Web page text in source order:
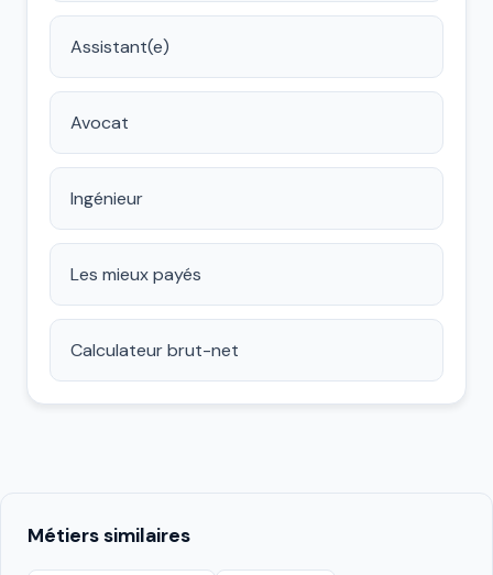
Assistant(e)
Avocat
Ingénieur
Les mieux payés
Calculateur brut-net
Métiers similaires